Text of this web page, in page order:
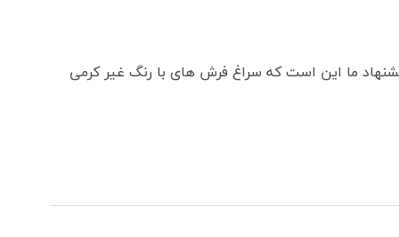
ما این است که سراغ فرش های با رنگ غیر کرمی